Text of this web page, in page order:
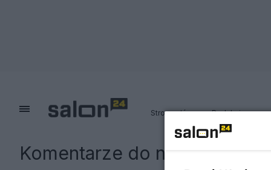
Strona główna Redakcja
Komentarze do notki: